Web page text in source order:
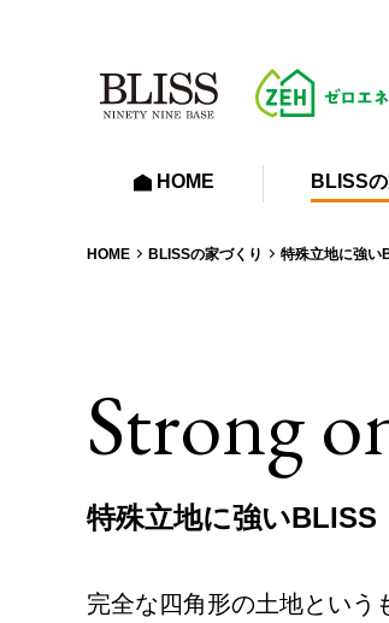
HOME BLISS
HOME BLISSの家づくり 特殊立地に強い
Strong
特殊立地に強いBLISS
完全な四角形の土地という